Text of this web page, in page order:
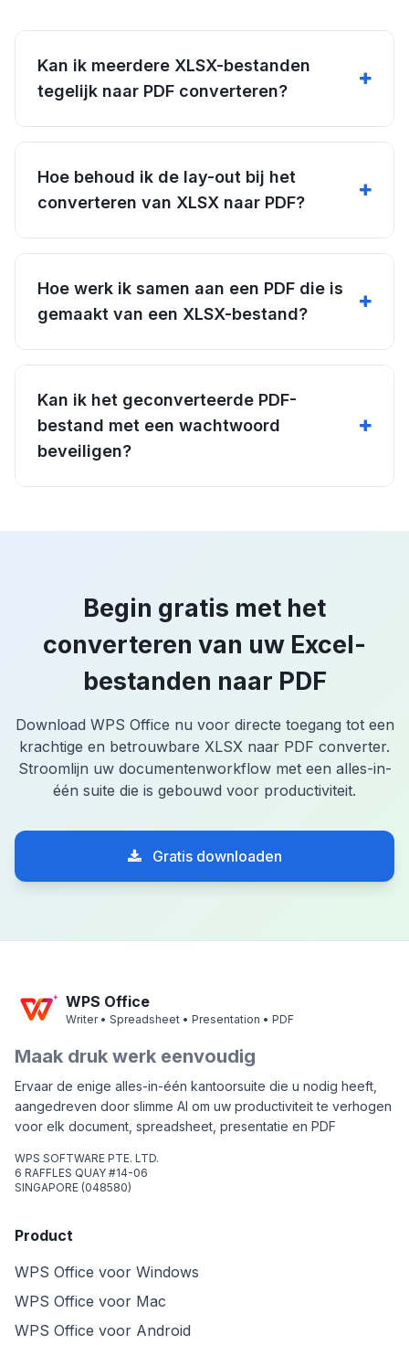
Kan ik meerdere XLSX-bestanden
tegelijk naar PDF converteren?
Hoe behoud ik de lay-out bij het
converteren van XLSX naar PDF?
Hoe werk ik samen aan een PDF die is
gemaakt van een XLSX-bestand?
Kan ik het geconverteerde PDF-
bestand met een wachtwoord
beveiligen?
Begin gratis met het
converteren van uw Excel-
bestanden naar PDF
Download WPS Office nu voor directe toegang tot een
krachtige en betrouwbare XLSX naar PDF converter.
Stroomlijn uw documentenworkflow met een alles-in-
één suite die is gebouwd voor productiviteit.
Gratis downloaden
WPS Office
Writer • Spreadsheet • Presentation • PDF
Maak druk werk eenvoudig
Ervaar de enige alles-in-één kantoorsuite die u nodig heeft,
aangedreven door slimme AI om uw productiviteit te verhogen
voor elk document, spreadsheet, presentatie en PDF
WPS SOFTWARE PTE. LTD.
6 RAFFLES QUAY #14-06
SINGAPORE (048580)
Product
WPS Office voor Windows
WPS Office voor Mac
WPS Office voor Android